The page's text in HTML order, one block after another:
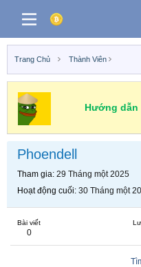
Trang Chủ Thành Viên
Hướng dẫn
Phoendell
Tham gia 29 Tháng một 2025
Hoạt động cuối 30 Tháng một
Bài viết
0